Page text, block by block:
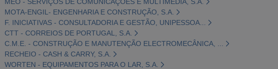
MOTA-ENGIL- ENGENHARIA E CONSTRUÇÃO, S.A.
F. INICIATIVAS - CONSULTADORIA E GESTÃO, UNIPESSOA...
CTT - CORREIOS DE PORTUGAL, S.A.
C.M.E. - CONSTRUÇÃO E MANUTENÇÃO ELECTROMECÂNICA, ...
RECHEIO - CASH & CARRY, S.A.
WORTEN - EQUIPAMENTOS PARA O LAR, S.A.